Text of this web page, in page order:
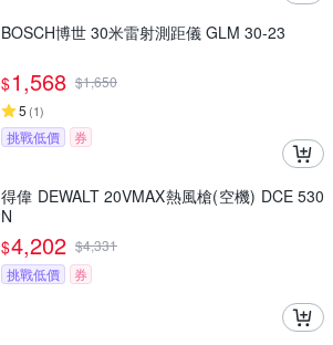
BOSCH博世 30米雷射測距儀 GLM 30-23
$1,568 $1,650
5 (1)
挑戰低價 券
得偉 DEWALT 20VMAX熱風槍(空機) DCE 530
N
$4,202 $4,331
挑戰低價
券